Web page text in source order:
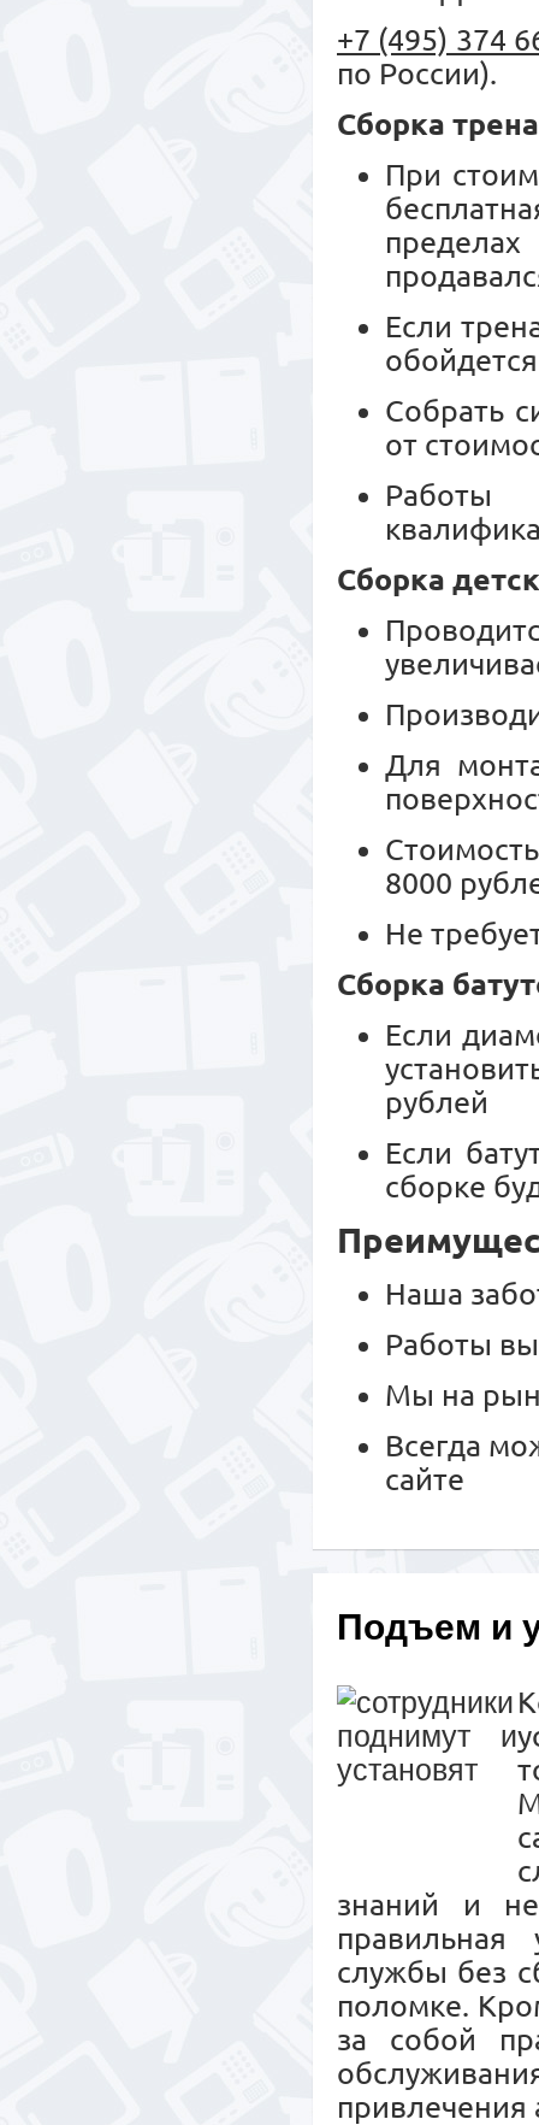
+7 (495) 374
по России).
Сборка
При
Если
Собрать
от
Работы
Сборка
Для
8000
Не
Сборка
Если
рублей
Если
сборке
Наша
Работы
Мы на
Всегда
сайте
Подъем и
знаний и
правильная
службы без
поломке.
за собой
привлечения